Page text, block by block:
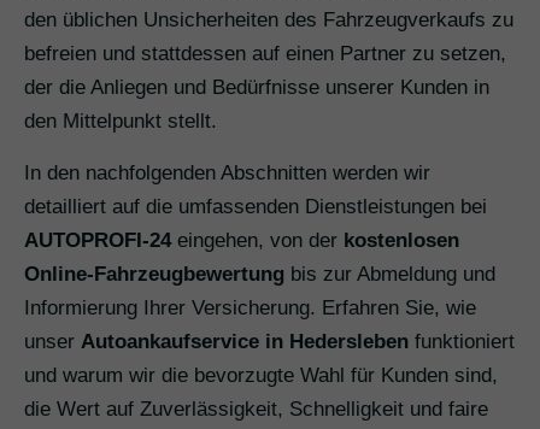
den üblichen Unsicherheiten des Fahrzeugverkaufs zu
befreien und stattdessen auf einen Partner zu setzen,
der die Anliegen und Bedürfnisse unserer Kunden in
den Mittelpunkt stellt.
In den nachfolgenden Abschnitten werden wir
detailliert auf die umfassenden Dienstleistungen bei
AUTOPROFI-24eingehen, von der kostenlosen
Online-Fahrzeugbewertung bis zur Abmeldung und
Informierung Ihrer Versicherung. Erfahren Sie, wie
unser Autoankaufservice in Hedersleben funktioniert
und warum wir die bevorzugte Wahl für Kunden sind,
die Wert auf Zuverlässigkeit, Schnelligkeit und faire